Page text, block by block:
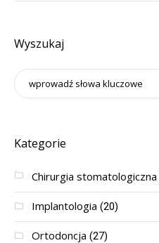
Wyszukaj
Kategorie
Chirurgia stomatologiczna
Implantologia (20)
Ortodoncja (27)